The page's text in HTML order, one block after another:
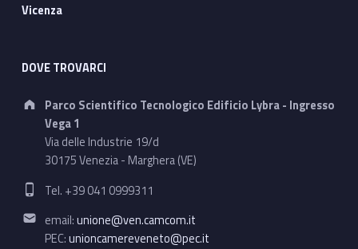
Vicenza
DOVE TROVARCI
Address:
Parco Scientifico Tecnologico Edificio Lybra - Ingresso
Vega 1
Via delle Industrie 19/d
30175 Venezia - Marghera (VE)
Phone number:
Tel. +39 041 0999311
Email address:
email:unione@ven.camcom.it
PEC:unioncamereveneto@pec.it